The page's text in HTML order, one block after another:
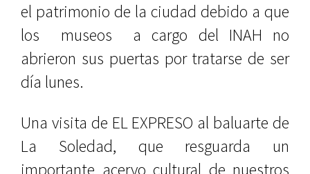
el patrimonio de la ciudad debido a que
los museos a cargo del INAH no
abrieron sus puertas por tratarse de ser
día lunes.
Una visita de EL EXPRESO al baluarte de
La Soledad, que resguarda un
importante acervo cultural de nuestros